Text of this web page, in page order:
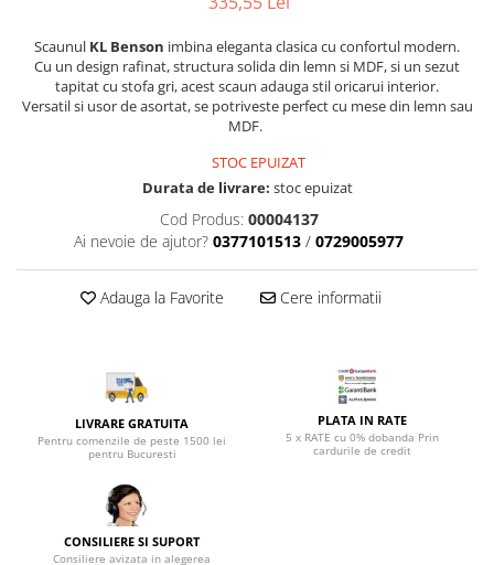
Saltele cu spuma poliuretanica
Saltele Latex
Saltele Memory
Saltele 140x200
Top saltele 5 cm
Top saltele memory 5 cm
Saltele cu plasa de arcuri
Mobilier birou
Scaune ergonomice
Etajere Birou
Scaune pentru birou
Scaune pentru vizitatori
Scaune manager
Mobilier bucatarie
Mese bucatarie
Mobila bucatarie
Seturi mese si scaune bucatarie
Mobilier hol
Mobila hol
Suporturi si rafturi pantofi
Portmantouri
Pantofare
Scaunul KL Benson imbina eleganta clasica cu confortul modern.
Cu un design rafinat, structura solida din lemn si MDF, si un sezut
tapitat cu stofa gri, acest scaun adauga stil oricarui interior.
Versatil si usor de asortat, se potriveste perfect cu mese din lemn sau
MDF.
STOC EPUIZAT
Durata de livrare: stoc epuizat
Cod Produs: 00004137
Ai nevoie de ajutor? 0377101513 / 0729005977
Adauga la Favorite Cere informatii
LIVRARE GRATUITA
Pentru comenzile de peste 1500 lei
pentru Bucuresti
PLATA IN RATE
5 x RATE cu 0% dobanda Prin
cardurile de credit
CONSILIERE SI SUPORT
Consiliere avizata in alegerea